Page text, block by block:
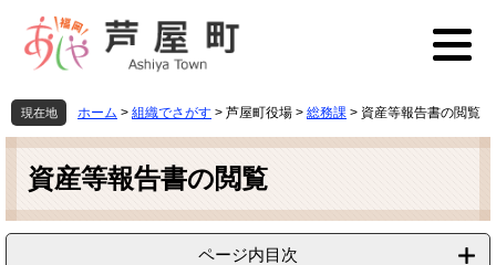
先
頭
を
飛
本
文
現在地 ホーム > 組織でさがす > 芦屋町役場 > 総務課 > 資産等報告書の閲覧
本
資産等報告書の閲覧
ページ内目次